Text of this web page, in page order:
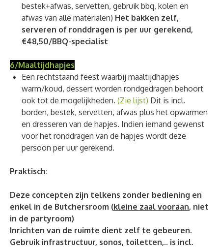
bestek+afwas, servetten, gebruik bbq, kolen en
afwas van alle materialen) Het bakken zelf,
serveren of ronddragen is per uur gerekend,
€48,50/BBQ-specialist
6/Maaltijdhapjes
Een rechtstaand feest waarbij maaltijdhapjes
warm/koud, dessert worden rondgedragen behoort
ook tot de mogelijkheden. (Zie lijst) Dit is incl.
borden, bestek, servetten, afwas plus het opwarmen
en dresseren van de hapjes. Indien iemand gewenst
voor het ronddragen van de hapjes wordt deze
persoon per uur gerekend.
Praktisch:
Deze concepten zijn telkens zonder bediening en
enkel in de Butchersroom (kleine zaal vooraan, niet
in de partyroom)
Inrichten van de ruimte dient zelf te gebeuren.
Gebruik infrastructuur, sonos, toiletten,.. is incl.